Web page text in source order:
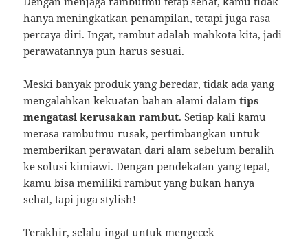
hanya meningkatkan penampilan, tetapi juga rasa
percaya diri. Ingat, rambut adalah mahkota kita, jadi
perawatannya pun harus sesuai.
Meski banyak produk yang beredar, tidak ada yang
mengalahkan kekuatan bahan alami dalamtips
mengatasi kerusakan rambut. Setiap kali kamu
merasa rambutmu rusak, pertimbangkan untuk
memberikan perawatan dari alam sebelum beralih
ke solusi kimiawi. Dengan pendekatan yang tepat,
kamu bisa memiliki rambut yang bukan hanya
sehat, tapi juga stylish!
Terakhir, selalu ingat untuk mengecek